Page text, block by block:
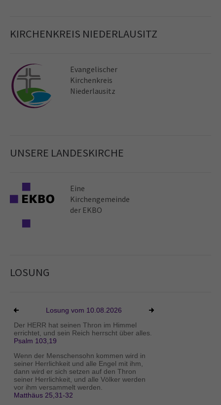
KIRCHENKREIS NIEDERLAUSITZ
Evangelischer
Kirchen­kreis
Niederlausitz
UNSERE LANDESKIRCHE
Eine
Kirchen­gemeinde
der EKBO
LOSUNG